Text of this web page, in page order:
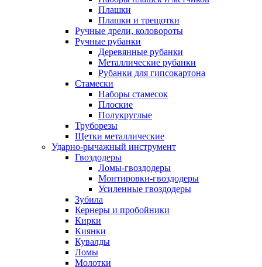
Плашки
Плашки и трещотки
Ручные дрели, коловороты
Ручные рубанки
Деревянные рубанки
Металлические рубанки
Рубанки для гипсокартона
Стамески
Наборы стамесок
Плоские
Полукруглые
Труборезы
Щетки металлические
Ударно-рычажный инструмент
Гвоздодеры
Ломы-гвоздодеры
Монтировки-гвоздодеры
Усиленные гвоздодеры
Зубила
Кернеры и пробойники
Кирки
Киянки
Кувалды
Ломы
Молотки